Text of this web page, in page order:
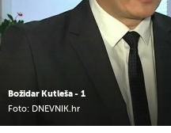
Božidar Kutleša - 1
Foto: DNEVNIK.hr